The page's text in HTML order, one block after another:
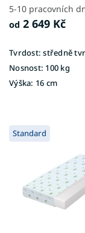
t
ů
5-10 pracovních
od 2 649 Kč
Tvrdost: středně
Nosnost: 100 kg
Výška: 16 cm
Standard